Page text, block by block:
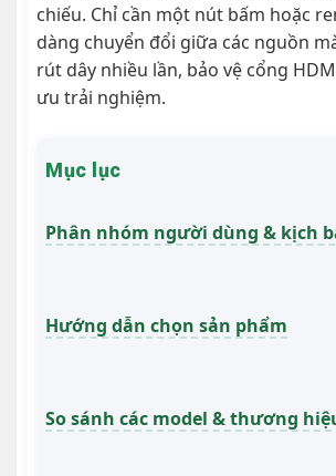
chiếu. Chỉ cần một nút bấm hoặc
dàng chuyển đổi giữa các nguồn
rút dây nhiều lần, bảo vệ cổng
ưu trải nghiệm.
Mục lục
Phân nhóm người dùng & kịch
Hướng dẫn chọn sản phẩm
So sánh các model & thương